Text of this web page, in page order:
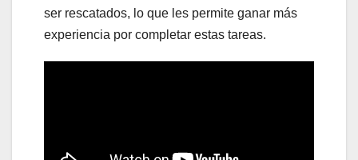
ser rescatados, lo que les permite ganar más
experiencia por completar estas tareas.